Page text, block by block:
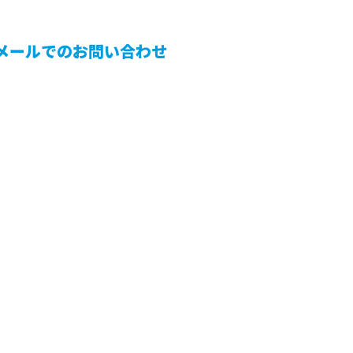
ールでのお問い合わせ